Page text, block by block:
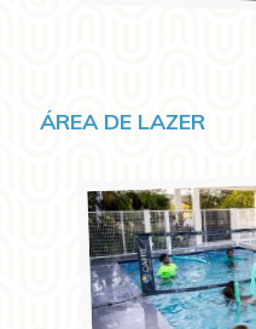
ÁREA DE LAZER